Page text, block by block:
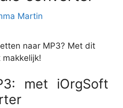
Martin
naar MP3? Met dit
met iOrgSoft